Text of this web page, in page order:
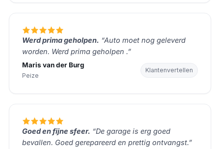
Werd prima geholpen. “Auto moet nog geleverd
worden. Werd prima geholpen .”
Maris van der Burg
Peize
Klantenvertellen
Goed en fijne sfeer. “De garage is erg goed
bevallen. Goed gerepareerd en prettig ontvangst.”